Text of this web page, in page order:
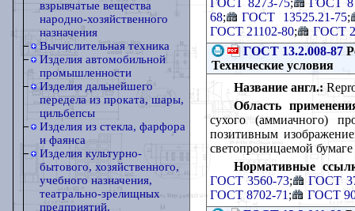
взрывчатые вещества
народно-хозяйственного
назначения
Вычислительная техника
Изделия автомобильной
промышленности
Изделия дальнейшего
передела из проката, шары,
цильбепсы
Изделия из стекла, фарфора
и фаянса
Изделия культурно-
бытового, хозяйственного,
учебного назначения,
театрально-зрелищных
предприятий,
68; ГОСТ 13525.21-75;
ГОСТ 21102-80;
ГОСТ
ГОСТ 13.2.008-87
Технические условия
Название англ.:
Область
сухого (аммиачного)
позитивным
светопроницаемой
Нормативные
ГОСТ 3560-73;
ГОСТ
ГОСТ 8702-71 ;
ГОСТ